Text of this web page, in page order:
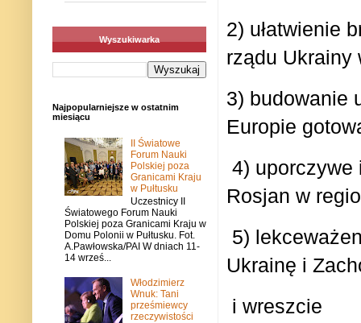
2) ułatwienie
rządu Ukrainy
3) budowanie
Europie
4) uporczywe
Rosjan w
5)
Ukrainę i
i wreszcie
Wyszukiwarka
Najpopularniejsze w ostatnim
miesiącu
II Światowe
Forum Nauki
Polskiej poza
Granicami Kraju
w Pułtusku
Uczestnicy II
Światowego Forum Nauki
Polskiej poza Granicami Kraju w
Domu Polonii w Pułtusku. Fot.
A.Pawłowska/PAI W dniach 11-
14 wrześ...
Włodzimierz
Wnuk: Tani
prześmiewcy
rzeczywistości